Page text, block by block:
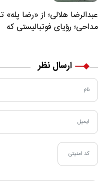
عبدالرضا هلالی؛ از «رضا پله»
مداحی؛ رؤیای فوتبالیستی که
ارسال نظر